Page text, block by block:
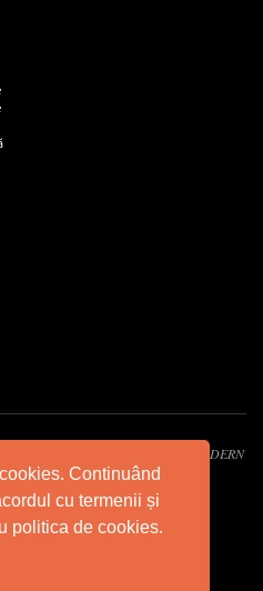
Continuând
cu termenii și
politica de cookies.
. © 2026 INT MODERN
drepturile rezervate.